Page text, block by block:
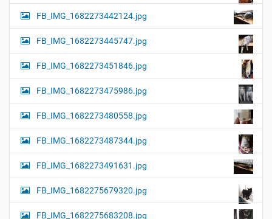
FB_IMG_1682273442124.jpg
FB_IMG_1682273445747.jpg
FB_IMG_1682273451846.jpg
FB_IMG_1682273475986.jpg
FB_IMG_1682273480558.jpg
FB_IMG_1682273487344.jpg
FB_IMG_1682273491631.jpg
FB_IMG_1682275679320.jpg
FB_IMG_1682275683208.jpg